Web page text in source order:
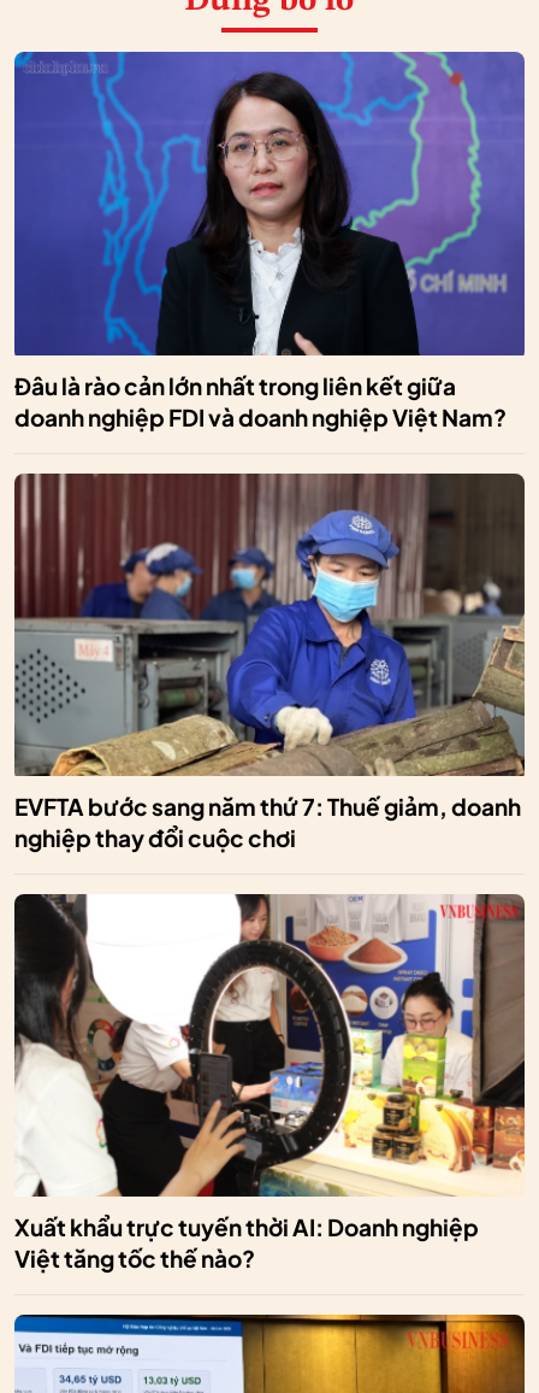
Đâu là rào cản lớn nhất trong liên kết giữa
doanh nghiệp FDI và doanh nghiệp Việt Nam?
EVFTA bước sang năm thứ 7: Thuế giảm, doanh
nghiệp thay đổi cuộc chơi
Xuất khẩu trực tuyến thời AI: Doanh nghiệp
Việt tăng tốc thế nào?